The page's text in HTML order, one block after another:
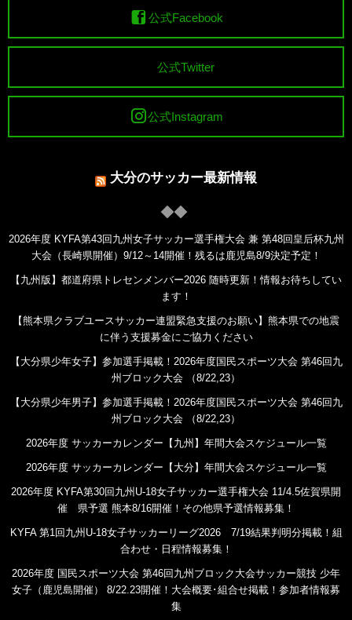
公式Facebook
公式Twitter
公式Instagram
大分のサッカー最新情報
2026年度 KYFA第43回九州女子サッカー選手権大会 兼 第48回皇后杯九州
大会（長崎県開催）9/12～14開催！残るは鹿児島8/9決定予定！
【九州版】都道府県トレセンメンバー2026 随時更新！情報お待ちしてい
ます！
【熊本県クラブユースサッカー連盟緊急支援のお願い】熊本県での地震
に伴う支援募金にご協力ください
【大分県少年女子】参加選手掲載！2026年度国民スポーツ大会 第46回九
州ブロック大会 （8/22,23）
【大分県少年男子】参加選手掲載！2026年度国民スポーツ大会 第46回九
州ブロック大会 （8/22,23）
2026年度 サッカーカレンダー【九州】年間大会スケジュール一覧
2026年度 サッカーカレンダー【大分】年間大会スケジュール一覧
2026年度 KYFA第30回九州U-18女子サッカー選手権大会 11/4.5佐賀県開
催 県予選 熊本8/16開催！その他県予選情報募集！
KYFA 第1回九州U-18女子サッカーリーグ2026 7/19結果判明分掲載！組
合わせ・日程情報募集！
2026年度 国民スポーツ大会 第46回九州ブロック大会サッカー競技 少年
女子（鹿児島開催） 8/22.23開催！大会概要･組合せ掲載！参加者情報募
集